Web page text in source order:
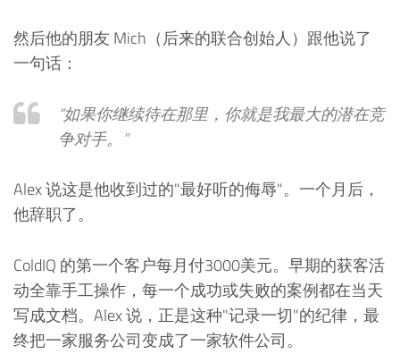
然后他的朋友 Mich（后来的联合创始人）跟他说了
一句话：
“如果你继续待在那里，你就是我最大的潜在竞
争对手。”
Alex 说这是他收到过的"最好听的侮辱"。一个月后，
他辞职了。
ColdIQ 的第一个客户每月付3000美元。早期的获客活
动全靠手工操作，每一个成功或失败的案例都在当天
写成文档。Alex 说，正是这种"记录一切"的纪律，最
终把一家服务公司变成了一家软件公司。